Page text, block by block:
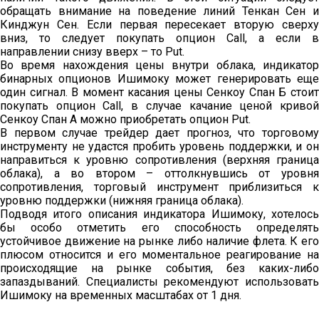
обращать внимание на поведение линий Тенкан Сен и
Кинджун Сен. Если первая пересекает вторую сверху
вниз, то следует покупать опцион Call, а если в
направлении снизу вверх – то Put.
Во время нахождения цены внутри облака, индикатор
бинарных опционов Ишимоку может генерировать еще
один сигнал. В момент касания цены Сенкоу Спан Б стоит
покупать опцион Call, в случае качание ценой кривой
Сенкоу Спан А можно приобретать опцион Put.
В первом случае трейдер дает прогноз, что торговому
инструменту не удастся пробить уровень поддержки, и он
направиться к уровню сопротивления (верхняя граница
облака), а во втором – оттолкнувшись от уровня
сопротивления, торговый инструмент приблизиться к
уровню поддержки (нижняя граница облака).
Подводя итого описания индикатора Ишимоку, хотелось
бы особо отметить его способность определять
устойчивое движение на рынке либо наличие флета. К его
плюсом относится и его моментальное реагирование на
происходящие на рынке события, без каких-либо
запаздываний. Специалисты рекомендуют использовать
Ишимоку на временных масштабах от 1 дня.